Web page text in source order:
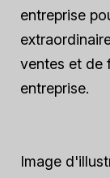
entreprise
ventes et de
entreprise.
Image